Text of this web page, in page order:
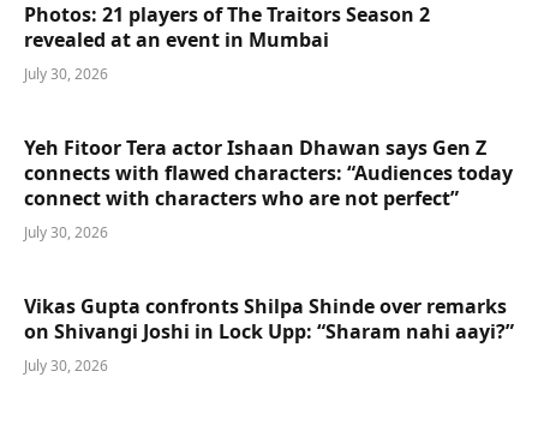
Photos: 21 players of The Traitors Season 2
revealed at an event in Mumbai
July 30, 2026
Yeh Fitoor Tera actor Ishaan Dhawan says Gen Z
connects with flawed characters: “Audiences today
connect with characters who are not perfect”
July 30, 2026
Vikas Gupta confronts Shilpa Shinde over remarks
on Shivangi Joshi in Lock Upp: “Sharam nahi aayi?”
July 30, 2026